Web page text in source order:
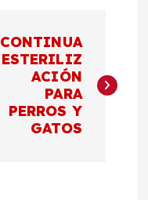
CONTINUA
ESTERILIZ
ACIÓN
PARA
PERROS Y
GATOS